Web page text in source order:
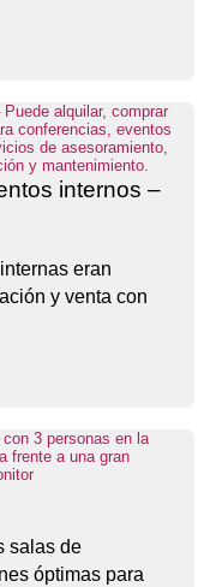
internos –
eran
y venta con
salas de
óptimas para